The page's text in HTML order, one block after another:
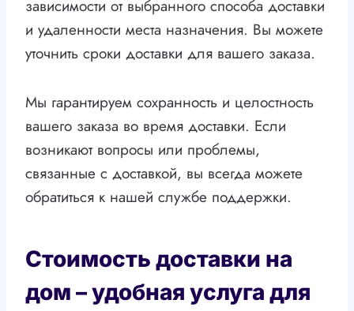
зависимости от выбранного способа доставки
и удаленности места назначения. Вы можете
уточнить сроки доставки для вашего заказа.
Мы гарантируем сохранность и целостность
вашего заказа во время доставки. Если
возникают вопросы или проблемы,
связанные с доставкой, вы всегда можете
обратиться к нашей службе поддержки.
Стоимость доставки на
дом – удобная услуга для